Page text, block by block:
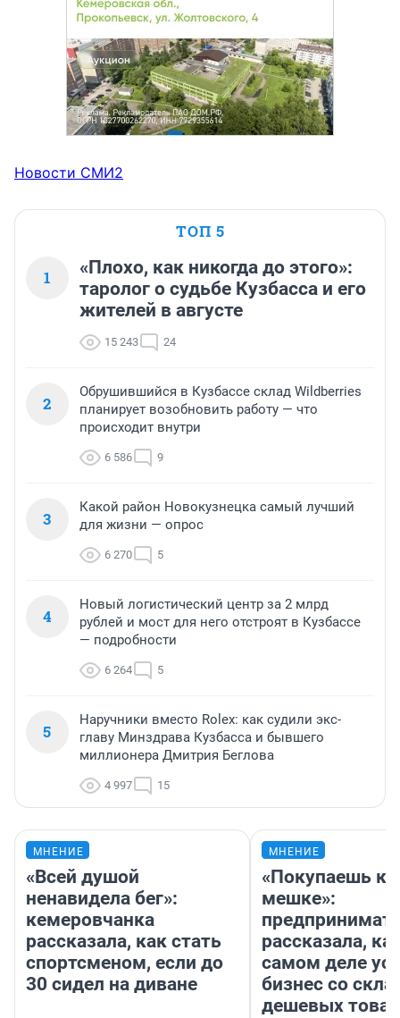
Новости СМИ2
ТОП 5
1
«Плохо, как никогда до этого»:
таролог о судьбе Кузбасса и его
жителей в августе
15 243 24
2
Обрушившийся в Кузбассе склад Wildberries
планирует возобновить работу — что
происходит внутри
6 586 9
3
Какой район Новокузнецка самый лучший
для жизни — опрос
6 270 5
4
Новый логистический центр за 2 млрд
рублей и мост для него отстроят в Кузбассе
— подробности
6 264 5
5
Наручники вместо Rolex: как судили экс-
главу Минздрава Кузбасса и бывшего
миллионера Дмитрия Беглова
4 997 15
МНЕНИЕ
«Всей душой
ненавидела бег»:
кемеровчанка
рассказала, как стать
спортсменом, если до
30 сидел на диване
МНЕНИЕ
«Покупаешь
мешке»:
рассказала,
самом деле
бизнес со
дешевых